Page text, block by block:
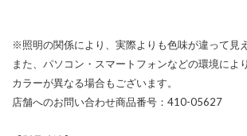
※照明の関係により、実際よりも色味が違って見
また、パソコン・スマートフォンなどの環境によ
カラーが異なる場合もございます。
店舗へのお問い合わせ商品番号：410-05627